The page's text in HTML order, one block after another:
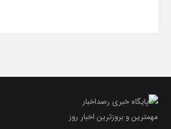
مهمترین و بروز‌ترین اخبار روز